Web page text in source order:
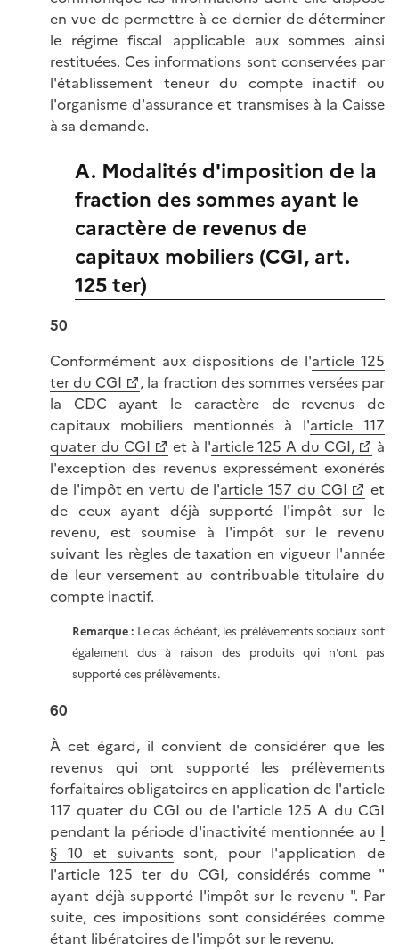
en vue de permettre à ce dernier de déterminer
le régime fiscal applicable aux sommes ainsi
restituées. Ces informations sont conservées par
l'établissement teneur du compte inactif ou
l'organisme d'assurance et transmises à la Caisse
à sa demande.
A. Modalités d'imposition de la
fraction des sommes ayant le
caractère de revenus de
capitaux mobiliers (CGI, art.
125 ter)
50
Conformément aux dispositions de l'article 125
ter du CGI
, la fraction des sommes versées par
la CDC ayant le caractère de revenus de
capitaux mobiliers mentionnés à l'article 117
quater du CGI
et à l'article 125 A du CGI,
à
l'exception des revenus expressément exonérés
de l'impôt en vertu de l'article 157 du CGI
et
de ceux ayant déjà supporté l'impôt sur le
revenu, est soumise à l'impôt sur le revenu
suivant les règles de taxation en vigueur l'année
de leur versement au contribuable titulaire du
compte inactif.
Remarque : Le cas échéant, les prélèvements sociaux sont
également dus à raison des produits qui n'ont pas
supporté ces prélèvements.
60
À cet égard, il convient de considérer que les
revenus qui ont supporté les prélèvements
forfaitaires obligatoires en application de l'article
117 quater du CGI ou de l'article 125 A du CGI
pendant la période d'inactivité mentionnée au I
§ 10 et suivantssont, pour l'application de
l'article 125 ter du CGI, considérés comme "
ayant déjà supporté l'impôt sur le revenu ". Par
suite, ces impositions sont considérées comme
étant libératoires de l'impôt sur le revenu.